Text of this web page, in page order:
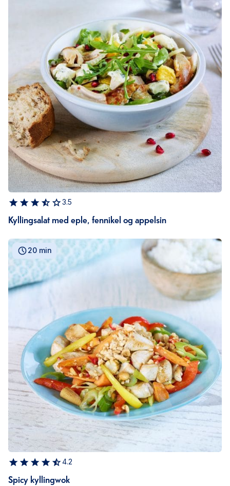
3.5
Kyllingsalat med eple, fennikel og appelsin
20 min
4.2
Spicy kyllingwok